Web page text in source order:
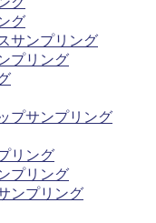
グ
サンプリング
プリング
プサンプリング
リング
プリング
ンプリング